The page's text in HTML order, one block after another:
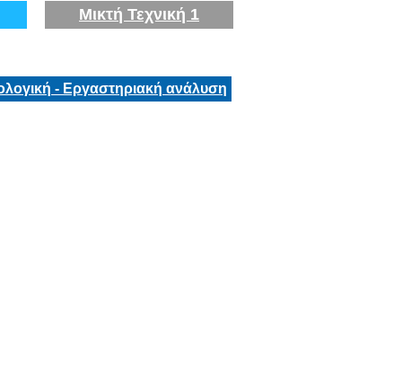
Μικτή Τεχνική 1
- Εργαστηριακή ανάλυση